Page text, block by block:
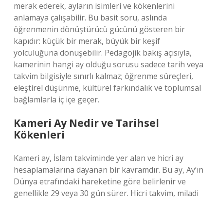
merak ederek, ayların isimleri ve kökenlerini
anlamaya çalışabilir. Bu basit soru, aslında
öğrenmenin dönüştürücü gücünü gösteren bir
kapıdır: küçük bir merak, büyük bir keşif
yolculuğuna dönüşebilir. Pedagojik bakış açısıyla,
kamerinin hangi ay olduğu sorusu sadece tarih veya
takvim bilgisiyle sınırlı kalmaz; öğrenme süreçleri,
eleştirel düşünme, kültürel farkındalık ve toplumsal
bağlamlarla iç içe geçer.
Kameri Ay Nedir ve Tarihsel
Kökenleri
Kameri ay, İslam takviminde yer alan ve hicri ay
hesaplamalarına dayanan bir kavramdır. Bu ay, Ay’ın
Dünya etrafındaki hareketine göre belirlenir ve
genellikle 29 veya 30 gün sürer. Hicri takvim, miladi